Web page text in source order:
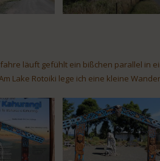
läuft gefühlt ein bißchen parallel in
Lake Rotoiki lege ich eine kleine